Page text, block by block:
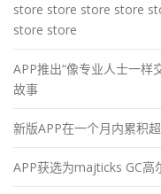
store store store store
store store
APP推出“像专业人士一样
故事
新版APP在一个月内累积
APP获选为majticks GC高